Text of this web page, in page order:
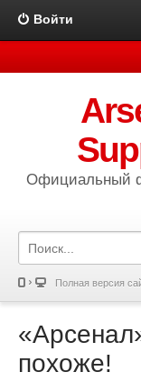
Войти
Официальный
Полная версия
похоже!